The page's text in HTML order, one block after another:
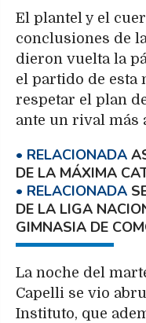
El plantel y el
conclusiones de
dieron vuelta la
el partido de esta
respetar el plan
ante un rival más
DE LA MÁXIMA
DE LA LIGA
GIMNASIA DE
La noche del
Capelli se vio
Instituto, que